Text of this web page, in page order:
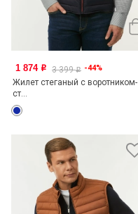
1 874 o 3 399o -44%
Жилет стеганый с воротником-
ст...